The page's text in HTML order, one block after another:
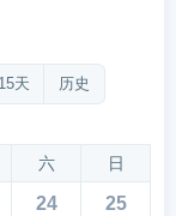
15天 历史
六 日
24 25